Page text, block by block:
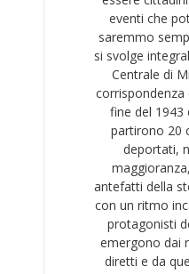
eventi che
saremmo
si svolge
Centrale di
corrispondenza
fine del 1943
partirono 20
deportati,
antefatti della
con un ritmo
protagonisti
emergono dai
diretti e da